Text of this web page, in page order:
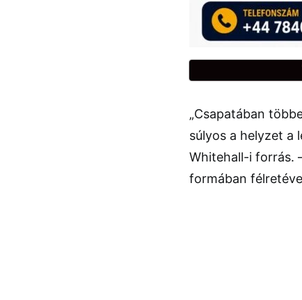
„Csapatában
súlyos a helyzet a
Whitehall-i forrás.
formában